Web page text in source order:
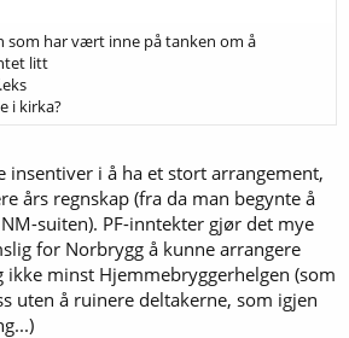
som har vært inne på tanken om å
litt
i kirka?
insentiver i å ha et stort arrangement,
års regnskap (fra da man begynte å
suiten). PF-inntekter gjør det mye
for Norbrygg å kunne arrangere
ikke minst Hjemmebryggerhelgen (som
uten å ruinere deltakerne, som igjen